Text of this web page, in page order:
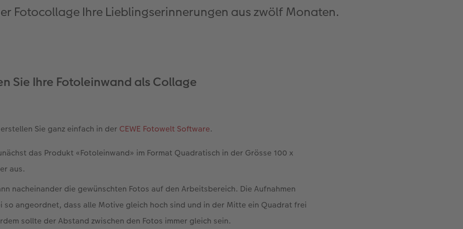
Fotocollage Ihre Lieblingserinnerungen aus zwölf Monaten.
Sie Ihre Fotoleinwand als Collage
Sie ganz einfach in der CEWE Fotowelt Software.
das Produkt «Fotoleinwand» im Format Quadratisch in der Grösse 100 x
aus.
nacheinander die gewünschten Fotos auf den Arbeitsbereich. Die Aufnahmen
so angeordnet, dass alle Motive gleich hoch sind und in der Mitte ein Quadrat frei
sollte der Abstand zwischen den Fotos immer gleich sein.